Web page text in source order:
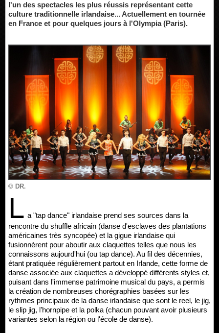
l'un des spectacles les plus réussis représentant cette
culture traditionnelle irlandaise... Actuellement en tournée
en France et pour quelques jours à l'Olympia (Paris).
© DR.
L a "tap dance" irlandaise prend ses sources dans la
rencontre du shuffle africain (danse d'esclaves des plantations
américaines très syncopée) et la gigue irlandaise qui
fusionnèrent pour aboutir aux claquettes telles que nous les
connaissons aujourd'hui (ou tap dance). Au fil des décennies,
étant pratiquée régulièrement partout en Irlande, cette forme de
danse associée aux claquettes a développé différents styles et,
puisant dans l'immense patrimoine musical du pays, a permis
la création de nombreuses chorégraphies basées sur les
rythmes principaux de la danse irlandaise que sont le reel, le jig,
le slip jig, l'hornpipe et la polka (chacun pouvant avoir plusieurs
variantes selon la région ou l'école de danse).